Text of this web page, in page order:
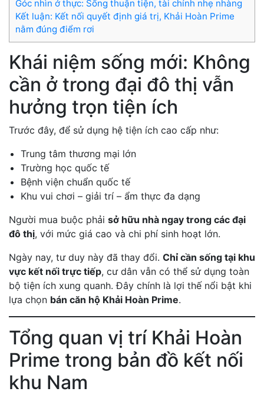
Góc nhìn ở thực: Sống thuận tiện, tài chính nhẹ nhàng
Kết luận: Kết nối quyết định giá trị, Khải Hoàn Prime
nằm đúng điểm rơi
Khái niệm sống mới: Không
cần ở trong đại đô thị vẫn
hưởng trọn tiện ích
Trước đây, để sử dụng hệ tiện ích cao cấp như:
Trung tâm thương mại lớn
Trường học quốc tế
Bệnh viện chuẩn quốc tế
Khu vui chơi – giải trí – ẩm thực đa dạng
Người mua buộc phải sở hữu nhà ngay trong các đại
đô thị, với mức giá cao và chi phí sinh hoạt lớn.
Ngày nay, tư duy này đã thay đổi. Chỉ cần sống tại khu
vực kết nối trực tiếp, cư dân vẫn có thể sử dụng toàn
bộ tiện ích xung quanh. Đây chính là lợi thế nổi bật khi
lựa chọn bán căn hộ Khải Hoàn Prime.
Tổng quan vị trí Khải Hoàn
Prime trong bản đồ kết nối
khu Nam